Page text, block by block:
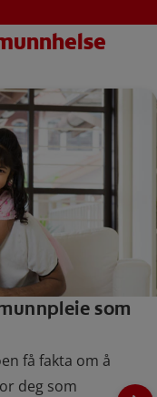
som
få fakta om å
deg som